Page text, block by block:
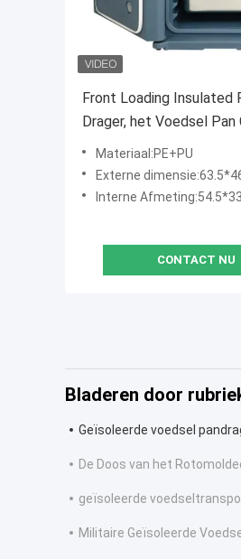
Front Loading Insulated
Drager, het Voedsel Pan
het Polyurethaanschuim
Materiaal:PE+PU
Externe
Interne
CONTACT NU
Bladeren door
Geïsoleerde voedsel
De Doos van het
geïsoleerde
Militaire Geïsoleerde